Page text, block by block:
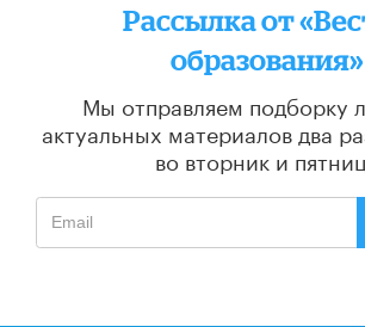
Рассылка от
образования»
Мы отправляем подборку
актуальных материалов два
во вторник и